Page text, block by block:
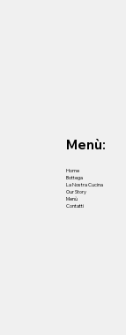
Menù:
Home
Bottega
La Nostra Cucina
Our Story
Menù
Contatti